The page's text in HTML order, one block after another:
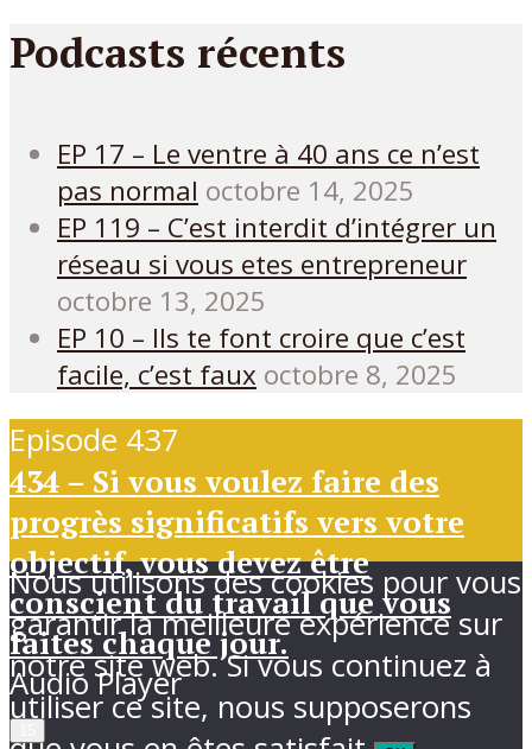
Podcasts récents
EP 17 – Le ventre à 40 ans ce n’est
pas normal octobre 14, 2025
EP 119 – C’est interdit d’intégrer un
réseau si vous etes entrepreneur
octobre 13, 2025
EP 10 – Ils te font croire que c’est
facile, c’est faux octobre 8, 2025
Episode 437
434 – Si vous voulez faire des
progrès significatifs vers votre
objectif, vous devez être
conscient du travail que vous
faites chaque jour.
Audio Player
Nous utilisons des cookies pour vous
garantir la meilleure expérience sur
notre site web. Si vous continuez à
utiliser ce site, nous supposerons